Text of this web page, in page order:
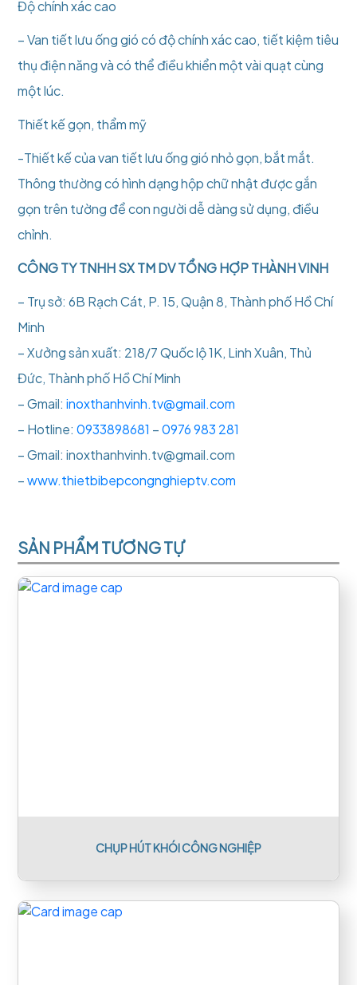
Độ chính xác cao
– Van tiết lưu ống gió có độ chính xác cao, tiết kiệm tiêu
thụ điện năng và có thể điều khiển một vài quạt cùng
một lúc.
Thiết kế gọn, thẩm mỹ
-Thiết kế của van tiết lưu ống gió nhỏ gọn, bắt mắt.
Thông thường có hình dạng hộp chữ nhật được gắn
gọn trên tường để con người dễ dàng sử dụng, điều
chỉnh.
CÔNG TY TNHH SX TM DV TỔNG HỢP THÀNH VINH
– Trụ sở: 6B Rạch Cát, P. 15, Quận 8, Thành phố Hồ Chí
Minh
– Xưởng sản xuất: 218/7 Quốc lộ 1K, Linh Xuân, Thủ
Đức, Thành phố Hồ Chí Minh
– Gmail: inoxthanhvinh.tv@gmail.com
– Hotline: 0933898681 –0976 983 281
– Gmail: inoxthanhvinh.tv@gmail.com
–www.thietbibepcongnghieptv.com
SẢN PHẨM TƯƠNG TỰ
CHỤP HÚT KHÓI CÔNG NGHIỆP